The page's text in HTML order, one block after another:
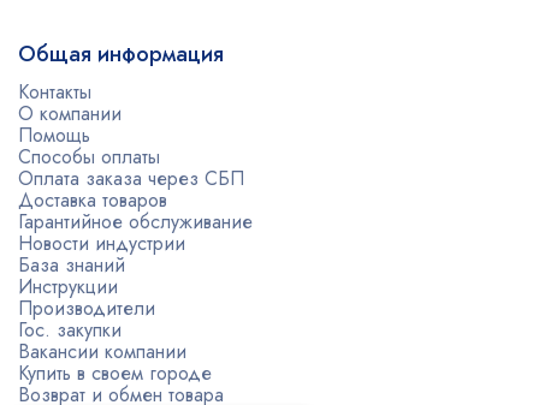
Общая информация
Контакты
О компании
Помощь
Способы оплаты
Оплата заказа через СБП
Доставка товаров
Гарантийное обслуживание
Новости индустрии
База знаний
Инструкции
Производители
Гос. закупки
Вакансии компании
Купить в своем городе
Возврат и обмен товара